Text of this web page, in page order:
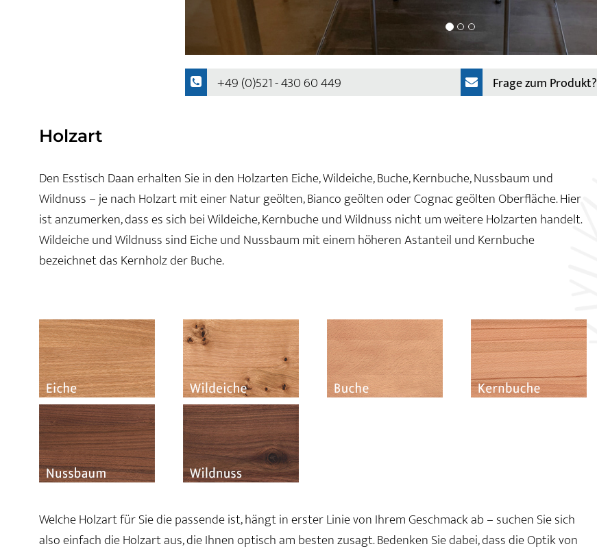
+49 (0)521 - 430 60 449 Frage zum Produkt?
Holzart
Den Esstisch Daan erhalten Sie in den Holzarten Eiche, Wildeiche, Buche, Kernbuche, Nussbaum und
Wildnuss – je nach Holzart mit einer Natur geölten, Bianco geölten oder Cognac geölten Oberfläche. Hier
ist anzumerken, dass es sich bei Wildeiche, Kernbuche und Wildnuss nicht um weitere Holzarten handelt.
Wildeiche und Wildnuss sind Eiche und Nussbaum mit einem höheren Astanteil und Kernbuche
bezeichnet das Kernholz der Buche.
Welche Holzart für Sie die passende ist, hängt in erster Linie von Ihrem Geschmack ab – suchen Sie sich
also einfach die Holzart aus, die Ihnen optisch am besten zusagt. Bedenken Sie dabei, dass die Optik von